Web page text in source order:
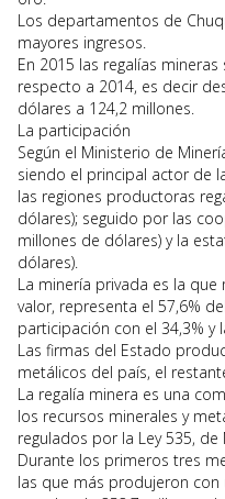
Los departamentos de
mayores ingresos.
En 2015 las regalías
respecto a 2014, es decir
dólares a 124,2 millones.
La participación
Según el Ministerio de
siendo el principal actor de
las regiones productoras
dólares); seguido por las
millones de dólares) y la
dólares).
La minería privada es la
valor, representa el 57,6%
participación con el 34,3% y
Las firmas del Estado
metálicos del país, el
La regalía minera es una
los recursos minerales y
regulados por la Ley 535, de
Durante los primeros tres
las que más produjeron